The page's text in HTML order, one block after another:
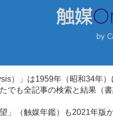
）」は1959年（昭和34年
でも全記事の検索と結果（
」（触媒年鑑）も2021年